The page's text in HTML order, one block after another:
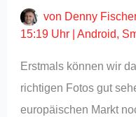
von Denny
15:19 Uhr |Android,
Erstmals können wir
richtigen Fotos gut
europäischen Markt